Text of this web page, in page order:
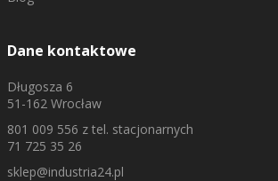
Dane kontaktowe
Długosza 6
51-162 Wrocław
801 009 556 z tel. stacjonarnych
71 725 35 26
sklep@industria24.pl